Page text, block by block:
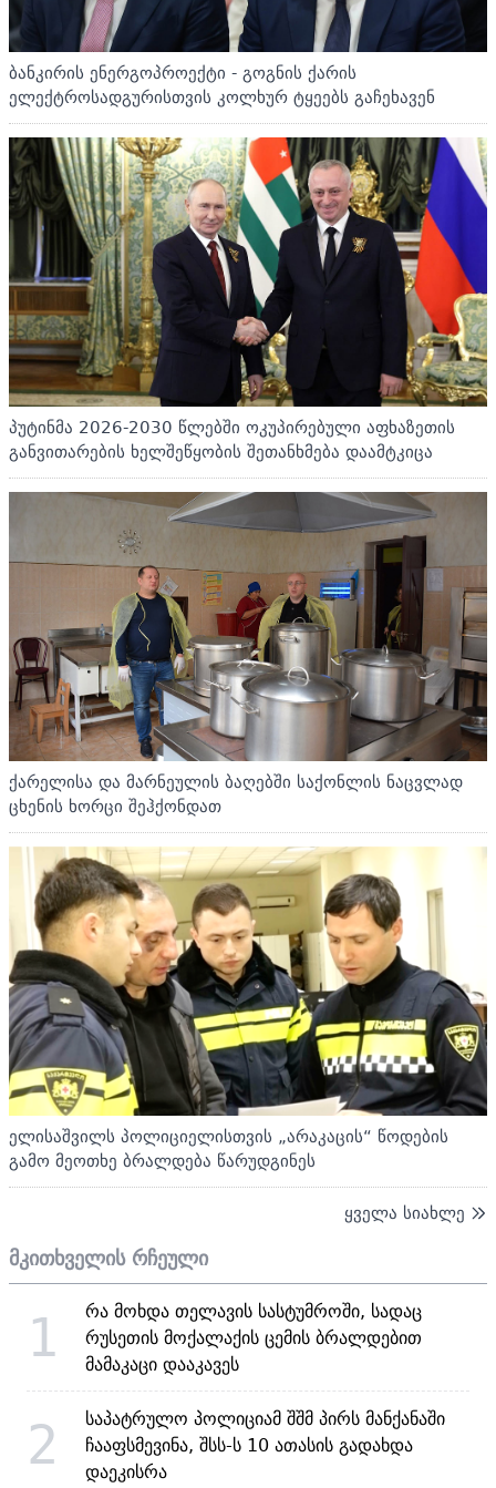
ბანკირის ენერგოპროექტი - გოგნის ქარის
ელექტროსადგურისთვის კოლხურ ტყეებს გაჩეხავენ
პუტინმა 2026-2030 წლებში ოკუპირებული აფხაზეთის
განვითარების ხელშეწყობის შეთანხმება დაამტკიცა
ქარელისა და მარნეულის ბაღებში საქონლის ნაცვლად
ცხენის ხორცი შეჰქონდათ
ელისაშვილს პოლიციელისთვის „არაკაცის“ წოდების
გამო მეოთხე ბრალდება წარუდგინეს
ყველა სიახლე
მკითხველის რჩეული
1
რა მოხდა თელავის სასტუმროში, სადაც
რუსეთის მოქალაქის ცემის ბრალდებით
მამაკაცი დააკავეს
2
საპატრულო პოლიციამ შშმ პირს მანქანაში
ჩააფსმევინა, შსს-ს 10 ათასის გადახდა
დაეკისრა